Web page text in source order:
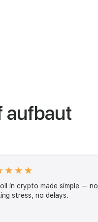
aufbaut
in crypto made simple — no
stress, no delays.